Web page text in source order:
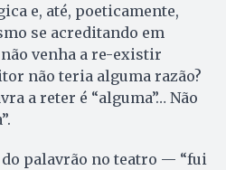
e, até, poeticamente,
se acreditando em
venha a re-existir
não teria alguma razão?
a reter é “alguma”… Não
palavrão no teatro — “fui